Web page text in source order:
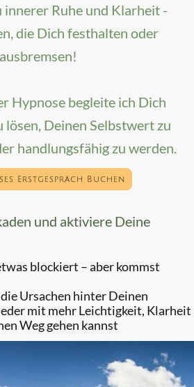
innerer Ruhe und Klarheit -
die Dich festhalten oder
ausbremsen!
Hypnose begleite ich Dich
lösen, Deinen Selbstwert zu
handlungsfähig zu werden.
Erstgespräch Buchen
und aktiviere Deine
blockiert – aber kommst
Ursachen hinter Deinen
mit mehr Leichtigkeit, Klarheit
Weg gehen kannst